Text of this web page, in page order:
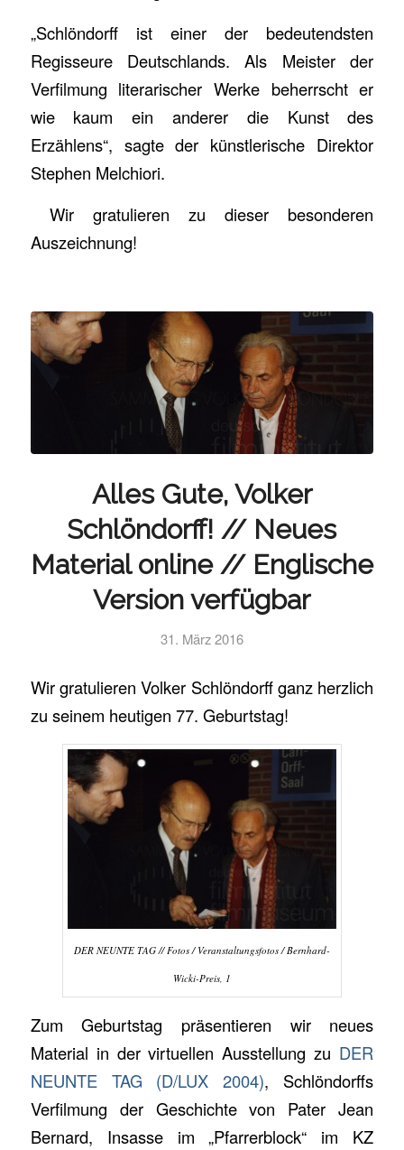
„Schlöndorff ist einer der bedeutendsten
Regisseure Deutschlands. Als Meister der
Verfilmung literarischer Werke beherrscht er
wie kaum ein anderer die Kunst des
Erzählens“, sagte der künstlerische Direktor
Stephen Melchiori.
Wir gratulieren zu dieser besonderen
Auszeichnung!
Alles Gute, Volker
Schlöndorff! // Neues
Material online // Englische
Version verfügbar
31. März 2016
Wir gratulieren Volker Schlöndorff ganz herzlich
zu seinem heutigen 77. Geburtstag!
DER NEUNTE TAG // Fotos / Veranstaltungsfotos / Bernhard-
Wicki-Preis, 1
Zum Geburtstag präsentieren wir neues
Material in der virtuellen Ausstellung zu DER
NEUNTE TAG (D/LUX 2004), Schlöndorffs
Verfilmung der Geschichte von Pater Jean
Bernard, Insasse im „Pfarrerblock“ im KZ